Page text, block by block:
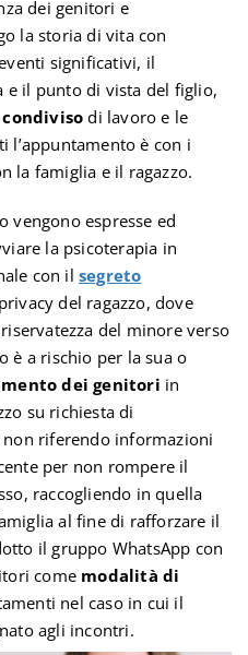
dei genitori e
la storia di vita con
significativi, il
e il punto di vista del figlio,
di lavoro e le
l’appuntamento è con i
la famiglia e il ragazzo.
vengono espresse ed
la psicoterapia in
con il segreto
del ragazzo, dove
del minore verso
è a rischio per la sua o
dei genitori in
su richiesta di
riferendo informazioni
per non rompere il
raccogliendo in quella
al fine di rafforzare il
il gruppo WhatsApp con
come modalità di
nel caso in cui il
agli incontri.